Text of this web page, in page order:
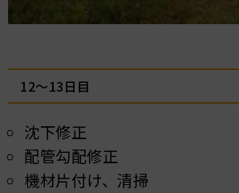
12～13日目
沈下修正
配管勾配修正
機材片付け、清掃